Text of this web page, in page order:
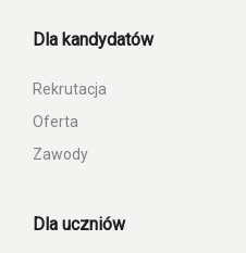
Dla kandydatów
Rekrutacja
Oferta
Zawody
Dla uczniów